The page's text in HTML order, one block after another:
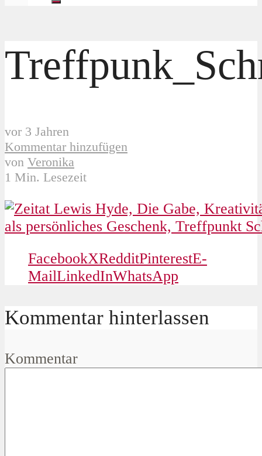
vor 3 Jahren
Kommentar hinzufügen
von Veronika
1 Min. Lesezeit
FacebookXRedditPinterestE-
MailLinkedInWhatsApp
Kommentar hinterlassen
Kommentar